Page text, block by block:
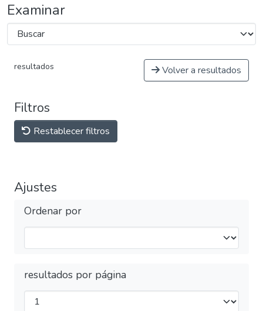
Examinar
resultados Volver a resultados
Filtros
Restablecer filtros
Ajustes
Ordenar por
resultados por página